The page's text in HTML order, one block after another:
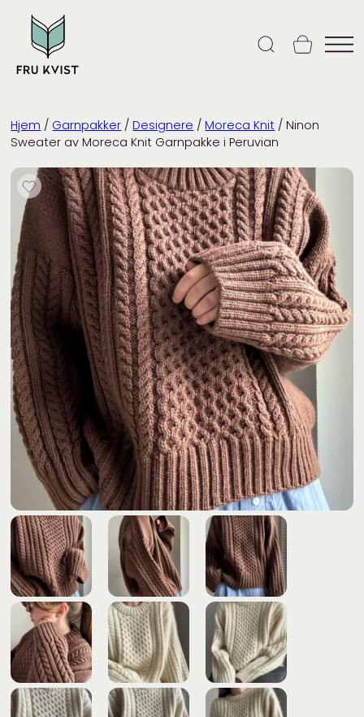
content
Hjem / Garnpakker / Designere / Moreca Knit / Ninon
Sweater av Moreca Knit Garnpakke i Peruvian